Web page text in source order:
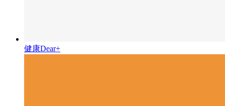
健康Dear+